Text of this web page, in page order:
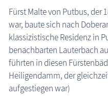
Kranich Grus grus
Maritimes
Sehenswertes
Traditionelles
Zeitzeugen
Fürst Malte von Putbus, der
war, baute sich nach
klassizistische Residenz in
benachbarten Lauterbach
führten in diesen
Heiligendamm, der
aufgestiegen war)